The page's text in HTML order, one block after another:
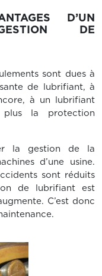
D’UN
DE
sont dues à
de lubrifiant, à
à un lubrifiant
la protection
la gestion de la
d’une usine.
sont réduits
de lubrifiant est
C’est donc